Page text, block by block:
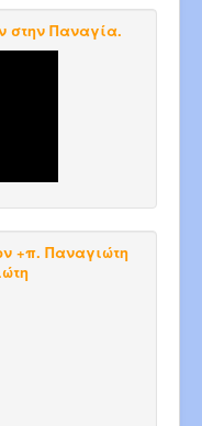
στην Παναγία.
+π. Παναγιώτη